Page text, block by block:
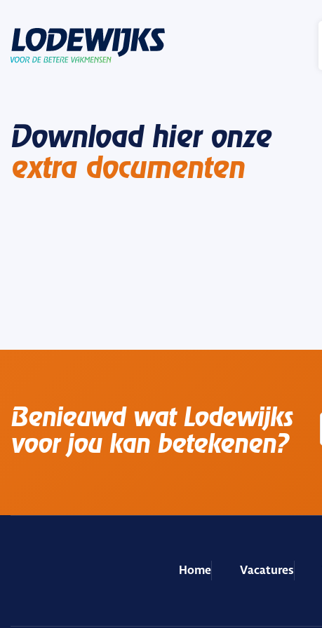
Download hier onze
extra documenten
Benieuwd wat Lodewijks
voor jou kan betekenen?
Home Vacatures